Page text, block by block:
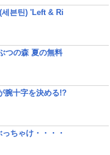
븐틴) 'Left & Ri
つの森 夏の無料
腕十字を決める!?
ちゃけ・・・・